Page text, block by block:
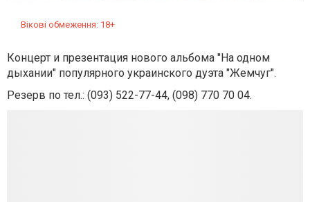
Вікові обмеження: 18+
Концерт и презентация нового альбома "На одном
дыхании" популярного украинского дуэта "Жемчуг".
Резерв по тел.: (093) 522-77-44, (098) 770 70 04.